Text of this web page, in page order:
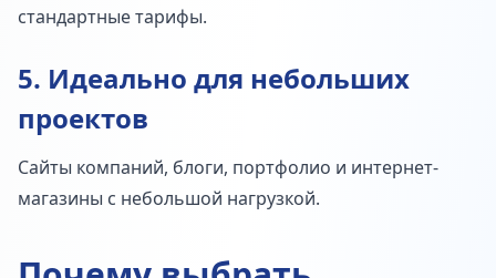
стандартные тарифы.
5. Идеально для небольших
проектов
Сайты компаний, блоги, портфолио и интернет-
магазины с небольшой нагрузкой.